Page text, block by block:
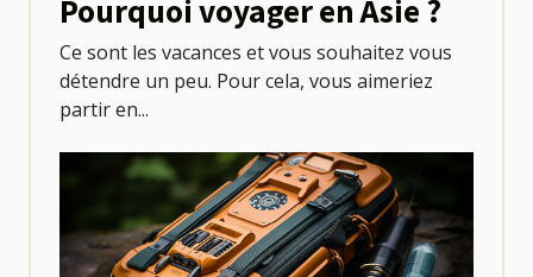
Pourquoi voyager en Asie ?
Ce sont les vacances et vous souhaitez vous
détendre un peu. Pour cela, vous aimeriez
partir en...